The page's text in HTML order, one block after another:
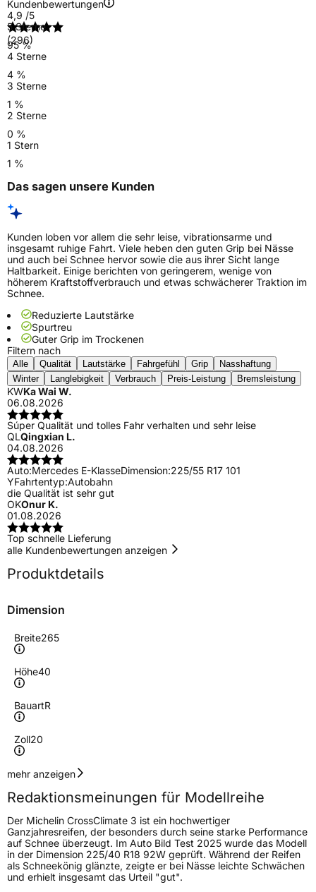
Kundenbewertungen
4,9 /5
(296)
5 Sterne
95 %
4 Sterne
4 %
3 Sterne
1 %
2 Sterne
0 %
1 Stern
1 %
Das sagen unsere Kunden
Kunden loben vor allem die sehr leise, vibrationsarme und
insgesamt ruhige Fahrt. Viele heben den guten Grip bei Nässe
und auch bei Schnee hervor sowie die aus ihrer Sicht lange
Haltbarkeit. Einige berichten von geringerem, wenige von
höherem Kraftstoffverbrauch und etwas schwächerer Traktion im
Schnee.
Reduzierte Lautstärke
Spurtreu
Guter Grip im Trockenen
Filtern nach
Alle Qualität Lautstärke Fahrgefühl Grip
Nasshaftung
Winter
Langlebigkeit Verbrauch Preis-Leistung Bremsleistung
KWKa Wai W.
06.08.2026
Súper Qualität und tolles Fahr verhalten und sehr leise
QLQingxian L.
04.08.2026
Auto:Mercedes E-KlasseDimension:225/55 R17 101
YFahrtentyp:Autobahn
die Qualität ist sehr gut
OKOnur K.
01.08.2026
Top schnelle Lieferung
alle Kundenbewertungen anzeigen
Produktdetails
Dimension
Breite265
Höhe40
BauartR
Zoll20
Geschwindigkeitsindex
Höchstgeschwindigkeit
300 km/h
Lastindex104
Höchstlast900 kg
Gewicht (in kg)13,400 kg
mehr anzeigen
Redaktionsmeinungen für Modellreihe
Der Michelin CrossClimate 3 ist ein hochwertiger
Ganzjahresreifen, der besonders durch seine starke Performance
auf Schnee überzeugt. Im Auto Bild Test 2025 wurde das Modell
in der Dimension 225/40 R18 92W geprüft. Während der Reifen
als Schneekönig glänzte, zeigte er bei Nässe leichte Schwächen
und erhielt insgesamt das Urteil "gut".